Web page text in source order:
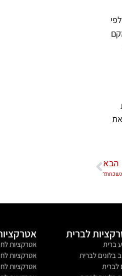
הבא
נשכחת?
לברית
ברית
בלונים לברית
לברית
אטרקציות
אטרקציות
אטרקציות